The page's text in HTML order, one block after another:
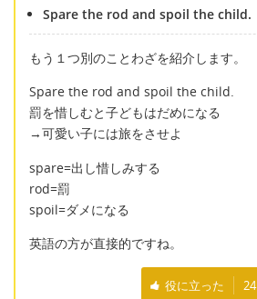
Spare the rod and spoil the child.
もう１つ別のことわざを紹介します。
Spare the rod and spoil the child.
罰を惜しむと子どもはだめになる
→可愛い子には旅をさせよ
spare=出し惜しみする
rod=罰
spoil=ダメになる
英語の方が直接的ですね。
役に立った 24